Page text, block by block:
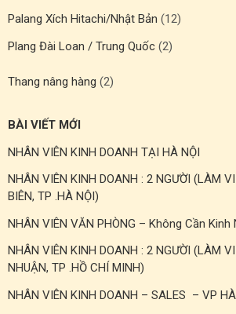
Palang Xích Hitachi/Nhật Bản (12)
Plang Đài Loan / Trung Quốc (2)
Thang nâng hàng (2)
BÀI VIẾT MỚI
NHÂN VIÊN KINH DOANH TẠI HÀ NỘI
NHÂN VIÊN KINH DOANH : 2 NGƯỜI (LÀM
BIÊN, TP .HÀ NỘI)
NHÂN VIÊN VĂN PHÒNG – Không Cần Kinh
NHÂN VIÊN KINH DOANH : 2 NGƯỜI (LÀM
NHUẬN, TP .HỒ CHÍ MINH)
NHÂN VIÊN KINH DOANH – SALES – VP